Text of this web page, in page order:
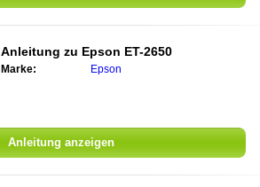
Anleitung zu Epson ET-2650
Marke: Epson
Anleitung anzeigen